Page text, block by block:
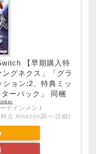
【早期購入特
グネクス」「グラ
ョン:2、特典ミッ
ーパック」 同梱
テインメント
点 Amazon調べ-詳細)